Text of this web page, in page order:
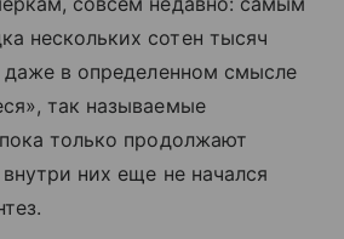
нескольких сотен тысяч
даже в определенном смысле
так называемые
только продолжают
них еще не начался